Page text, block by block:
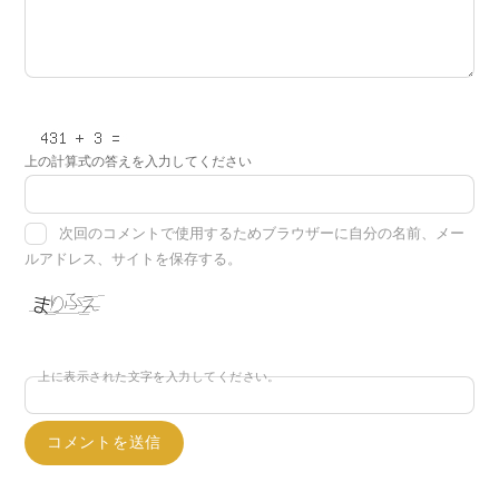
上の計算式の答えを入力してください
次回のコメントで使用するためブラウザーに自分の名前、メー
ルアドレス、サイトを保存する。
上に表示された文字を入力してください。